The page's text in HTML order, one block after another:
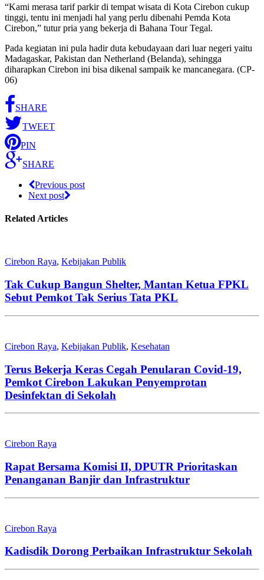
“Kami merasa tarif parkir di tempat wisata di Kota Cirebon cukup
tinggi, tentu ini menjadi hal yang perlu dibenahi Pemda Kota
Cirebon,” tutur pria yang bekerja di Bahana Tour Tegal.
Pada kegiatan ini pula hadir duta kebudayaan dari luar negeri yaitu
Madagaskar, Pakistan dan Netherland (Belanda), sehingga
diharapkan Cirebon ini bisa dikenal sampaik ke mancanegara. (CP-
06)
SHARE
TWEET
PIN
SHARE
Previous post
Next post
Related Articles
Cirebon Raya, Kebijakan Publik
Tak Cukup Bangun Shelter, Mantan Ketua FPKL
Sebut Pemkot Tak Serius Tata PKL
Cirebon Raya, Kebijakan Publik, Kesehatan
Terus Bekerja Keras Cegah Penularan Covid-19,
Pemkot Cirebon Lakukan Penyemprotan
Desinfektan di Sekolah
Cirebon Raya
Rapat Bersama Komisi II, DPUTR Prioritaskan
Penanganan Banjir dan Infrastruktur
Cirebon Raya
Kadisdik Dorong Perbaikan Infrastruktur Sekolah